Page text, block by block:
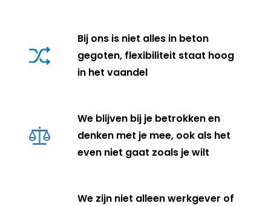
Bij ons is niet alles in beton
gegoten, flexibiliteit staat hoog
in het vaandel
We blijven bij je betrokken en
denken met je mee, ook als het
even niet gaat zoals je wilt
We zijn niet alleen werkgever of